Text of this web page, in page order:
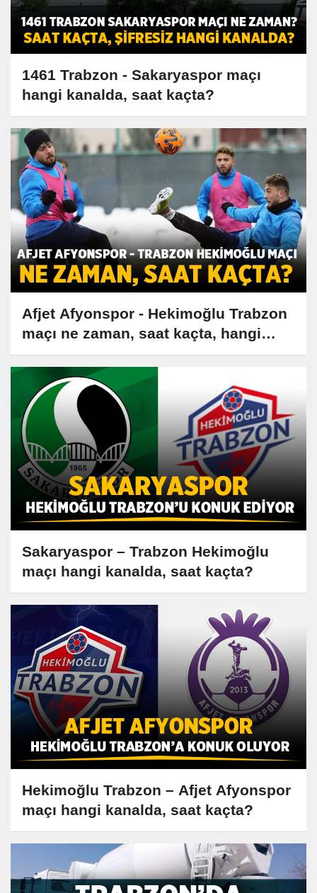
1461 Trabzon - Sakaryaspor maçı
hangi kanalda, saat kaçta?
Afjet Afyonspor - Hekimoğlu Trabzon
maçı ne zaman, saat kaçta, hangi
kanalda?
Sakaryaspor – Trabzon Hekimoğlu
maçı hangi kanalda, saat kaçta?
Hekimoğlu Trabzon – Afjet Afyonspor
maçı hangi kanalda, saat kaçta?